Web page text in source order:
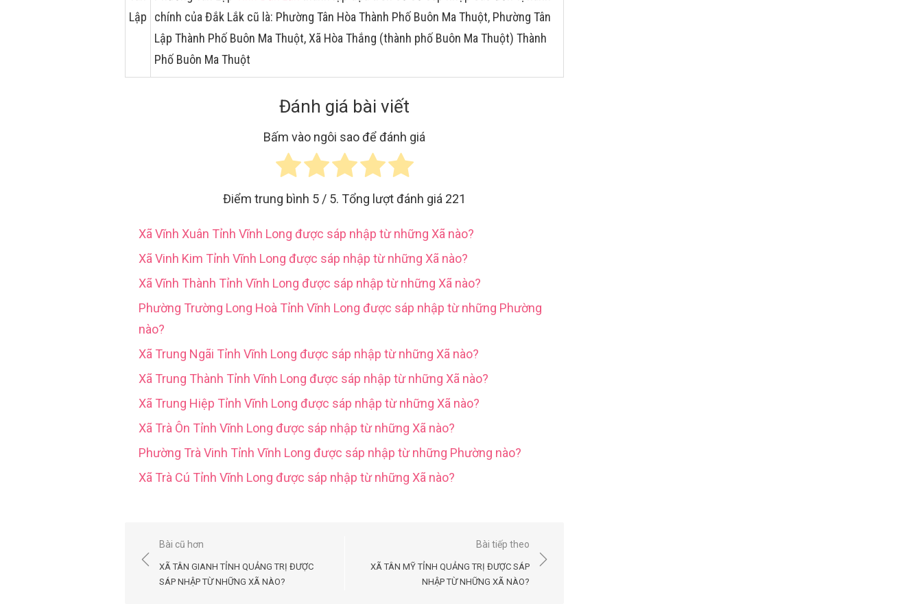
Lập
chính của Đắk Lắk cũ là: Phường Tân Hòa Thành Phố Buôn Ma Thuột, Phường Tân
Lập Thành Phố Buôn Ma Thuột, Xã Hòa Thắng (thành phố Buôn Ma Thuột) Thành
Phố Buôn Ma Thuột
Đánh giá bài viết
Bấm vào ngôi sao để đánh giá
Điểm trung bình 5 / 5. Tổng lượt đánh giá 221
Xã Vĩnh Xuân Tỉnh Vĩnh Long được sáp nhập từ những Xã nào?
Xã Vinh Kim Tỉnh Vĩnh Long được sáp nhập từ những Xã nào?
Xã Vĩnh Thành Tỉnh Vĩnh Long được sáp nhập từ những Xã nào?
Phường Trường Long Hoà Tỉnh Vĩnh Long được sáp nhập từ những Phường
nào?
Xã Trung Ngãi Tỉnh Vĩnh Long được sáp nhập từ những Xã nào?
Xã Trung Thành Tỉnh Vĩnh Long được sáp nhập từ những Xã nào?
Xã Trung Hiệp Tỉnh Vĩnh Long được sáp nhập từ những Xã nào?
Xã Trà Ôn Tỉnh Vĩnh Long được sáp nhập từ những Xã nào?
Phường Trà Vinh Tỉnh Vĩnh Long được sáp nhập từ những Phường nào?
Xã Trà Cú Tỉnh Vĩnh Long được sáp nhập từ những Xã nào?
Điều
hướng
Bài cũ hơn
XÃ TÂN GIANH TỈNH QUẢNG TRỊ ĐƯỢC
SÁP NHẬP TỪ NHỮNG XÃ NÀO?
Bài tiếp theo
XÃ TÂN MỸ TỈNH QUẢNG TRỊ ĐƯỢC SÁP
NHẬP TỪ NHỮNG XÃ NÀO?